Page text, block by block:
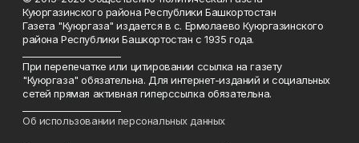
Куюргазинского района Республики Башкортостан
Газета "Куюргаза" издается в с. Ермолаево Куюргазинского
района Республики Башкортостан с 1935 года.
При перепечатке или цитировании ссылка на газету
"Куюргаза" обязательна. Для интернет-изданий и социальных
сетей прямая активная гиперссылка обязательна.
Об использовании персональных данных